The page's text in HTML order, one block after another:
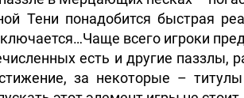
Тени понадобится быстрая
всего игроки
есть и другие паззлы,
за некоторые –